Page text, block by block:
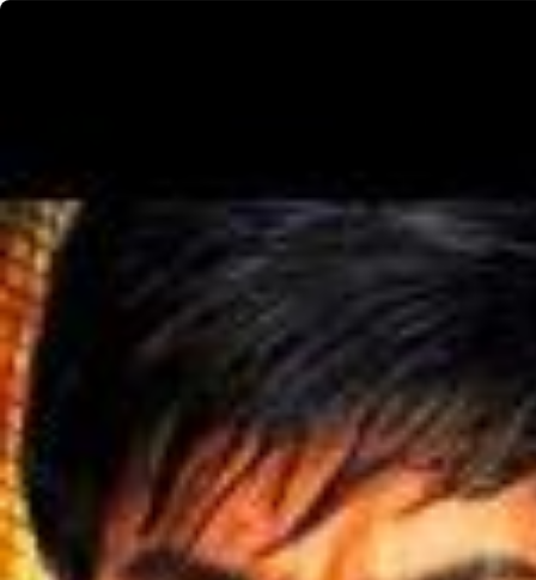
Killing Veerapppan (HD) Crime Thriller Hindi Dubbed Movie
| Shiva Rajkumar, Sandeep Bharadwaj